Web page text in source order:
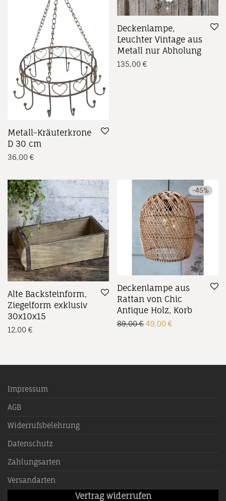
Metall-Kräuterkrone
D 30 cm
36,00 €
Deckenlampe,
Leuchter Vintage aus
Metall nur Abholung
135,00 €
Alte Backsteinform,
Ziegelform exklusiv
30x10x15
12,00 €
-45%
Deckenlampe aus
Rattan von Chic
Antique Holz, Korb
89,00€ Ursprünglicher Preis
49,00 €
Impressum
AGB
Widerrufsbelehrung
Datenschutz
Zahlungsarten
Versandarten
Vertrag widerrufen